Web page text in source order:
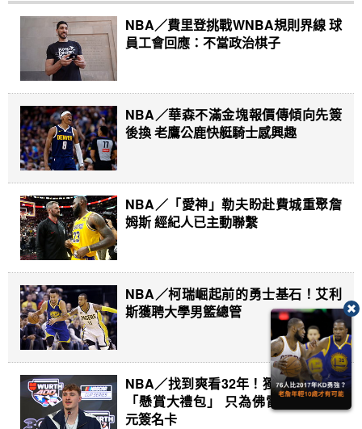
NBA／費里登挑戰WNBA規則界線 球
員工會回應：不當政治棋子
NBA／華森不滿金塊報價傳傾向先簽
後換 老鷹公鹿快艇騎士感興趣
NBA／「愛神」勒夫盼赴費城重聚詹
姆斯 經紀人已主動聯繫
NBA／柯瑞崛起前的勇士基石！艾利
斯獲聘大學男籃總管
NBA／找到爽看32年！獨行俠祭超狂
「懸賞大禮包」 只為佛雷格200萬美
元簽名卡